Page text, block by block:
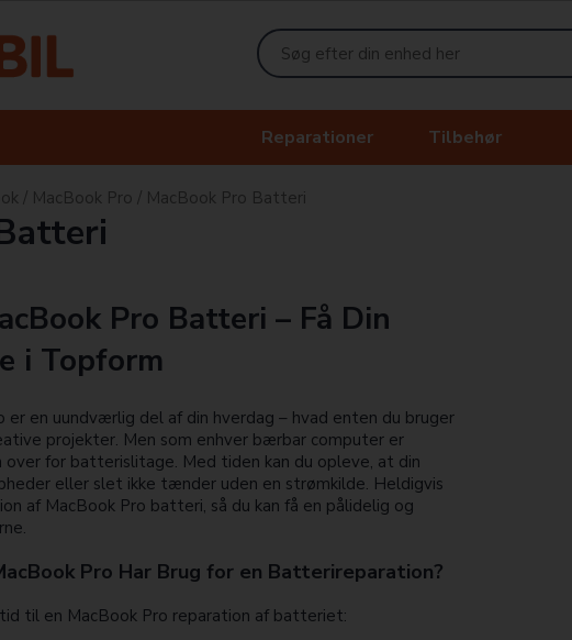
Reparationer Tilbehør
/ MacBook Pro / MacBook Pro Batteri
Pro Batteri – Få Din
i Topform
er en uundværlig del af din hverdag – hvad enten du bruger
projekter. Men som enhver bærbar computer er
over for batterislitage. Med tiden kan du opleve, at din
eller slet ikke tænder uden en strømkilde. Heldigvis
af MacBook Pro batteri, så du kan få en pålidelig og
Pro Har Brug for en Batterireparation?
til en MacBook Pro reparation af batteriet: